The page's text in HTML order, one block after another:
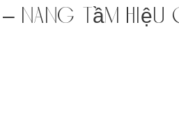
Nâng tầm hiệu